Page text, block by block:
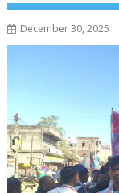
December 30, 2025